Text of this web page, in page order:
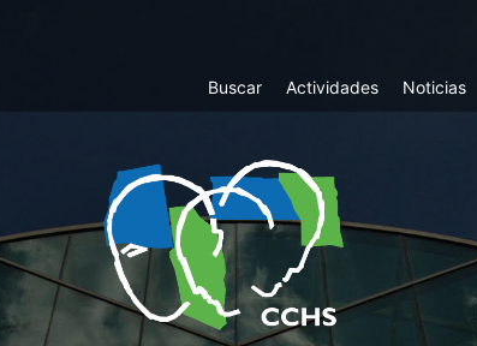
Top
Buscar Actividades Noticias